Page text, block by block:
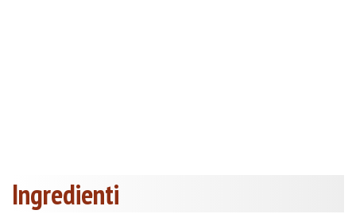
Ingredienti